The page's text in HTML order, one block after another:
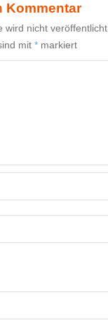
Kommentar
wird nicht veröffentlicht.
mit * markiert